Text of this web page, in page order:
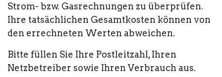
Strom- bzw. Gasrechnungen zu überprüfen.
Ihre tatsächlichen Gesamtkosten können von
den errechneten Werten abweichen.
Bitte füllen Sie Ihre Postleitzahl, Ihren
Netzbetreiber sowie Ihren Verbrauch aus.